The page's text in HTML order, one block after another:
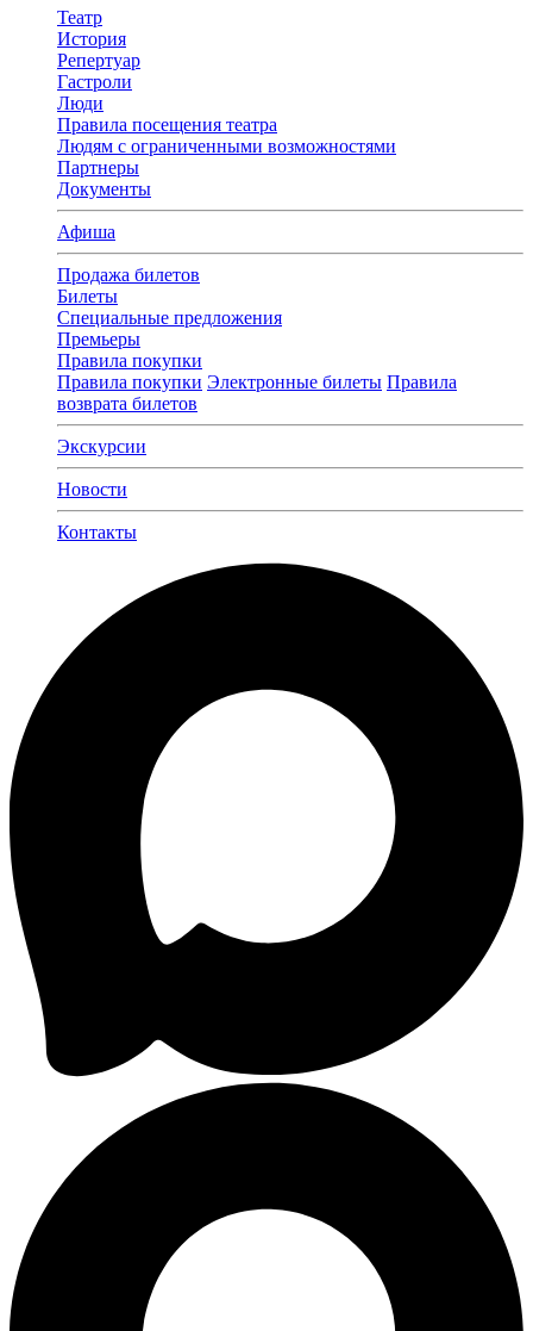
Театр
История
Репертуар
Гастроли
Люди
Правила посещения театра
Людям с ограниченными возможностями
Партнеры
Документы
Афиша
Продажа билетов
Билеты
Специальные предложения
Премьеры
Правила покупки
Правила покупки Электронные билеты Правила
возврата билетов
Экскурсии
Новости
Контакты